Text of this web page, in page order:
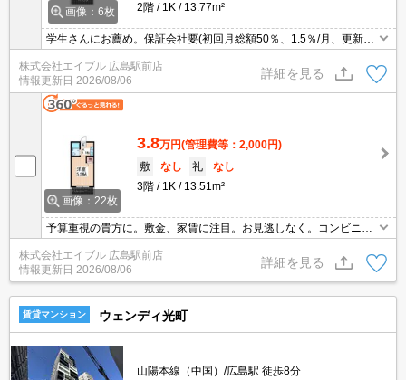
画像：6枚
2階
1K 13.77m²
学生さんにお薦め。保証会社要(初回月総額50％、1.5％/月、更新料
10,000円)。
株式会社エイブル 広島駅前店
情報更新日 2026/08/06
詳細を見る
画像：22枚
3.8万円(管理費等：2,000円)
敷
なし 礼
なし
3階
1K 13.51m²
予算重視の貴方に。敷金、家賃に注目。お見逃しなく。コンビニま
株式会社エイブル 広島駅前店
情報更新日 2026/08/06
詳細を見る
賃貸マンション ウェンディ光町
山陽本線（中国）/広島駅 徒歩8分